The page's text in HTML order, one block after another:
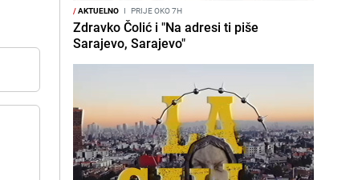
/AKTUELNO I PRIJE OKO 7H
Zdravko Čolić i "Na adresi ti piše
Sarajevo, Sarajevo"